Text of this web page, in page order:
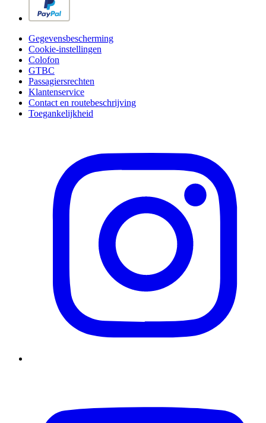
Gegevensbescherming
Cookie-instellingen
Colofon
GTBC
Passagiersrechten
Klantenservice
Contact en routebeschrijving
Toegankelijkheid